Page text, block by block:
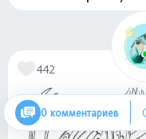
442
0 комментариев